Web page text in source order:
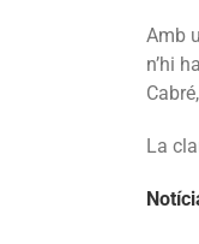
Amb
n’hi
La